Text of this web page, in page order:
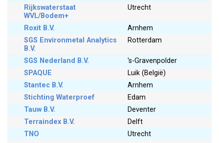
Rijkswaterstaat
WVL/Bodem+
Utrecht
Roxit B.V.
Arnhem
SGS Environmetal Analytics
B.V.
Rotterdam
SGS Nederland B.V.
's-Gravenpolder
SPAQUE
Luik (België)
Stantec B.V.
Arnhem
Stichting Waterproef
Edam
Tauw B.V.
Deventer
Terraindex B.V.
Delft
TNO
Utrecht